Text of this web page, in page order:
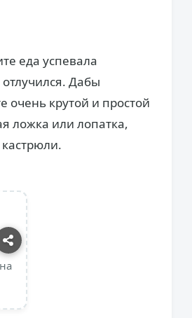
еда успевала
Дабы
очень крутой и простой
ложка или лопатка,